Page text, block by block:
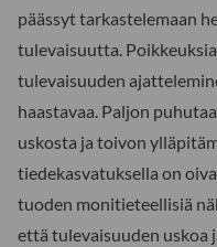
päässyt tarkastelemaan
tulevaisuutta.
tulevaisuuden
haastavaa. Paljon
uskosta ja toivon
tiedekasvatuksella on
tuoden monitieteellisiä
että tulevaisuuden uskoa